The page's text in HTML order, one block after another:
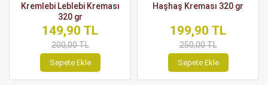
Kremlebi Leblebi Kreması
320 gr
149,90 TL
200,00 TL
Sepete Ekle
Haşhaş Kreması 320 gr
199,90 TL
250,00 TL
Sepete Ekle